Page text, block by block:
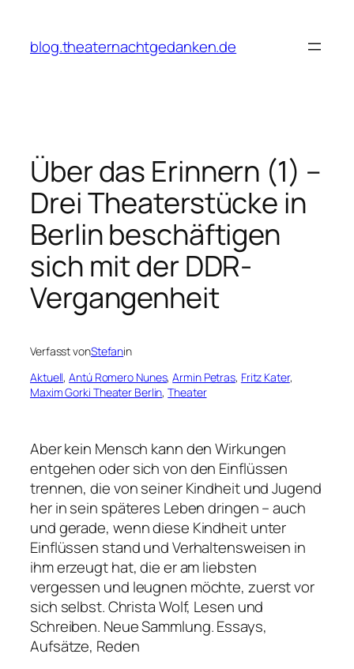
springen
blog.theaternachtgedanken.de
Über das Erinnern (1) –
Drei Theaterstücke in
Berlin beschäftigen
sich mit der DDR-
Vergangenheit
Verfasst vonStefanin
Aktuell, Antú Romero Nunes, Armin Petras, Fritz Kater
Maxim Gorki Theater Berlin, Theater
Aber kein Mensch kann den Wirkungen
entgehen oder sich von den Einflüssen
trennen, die von seiner Kindheit und Jugend
her in sein späteres Leben dringen – auch
und gerade, wenn diese Kindheit unter
Einflüssen stand und Verhaltensweisen in
ihm erzeugt hat, die er am liebsten
vergessen und leugnen möchte, zuerst vor
sich selbst.Christa Wolf, Lesen und
Schreiben. Neue Sammlung. Essays,
Aufsätze, Reden